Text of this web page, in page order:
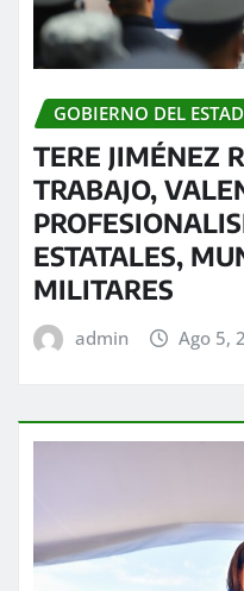
GOBIERNO DEL
TERE JIMÉNEZ
TRABAJO,
ESTATALES,
MILITARES
admin Ago 5,